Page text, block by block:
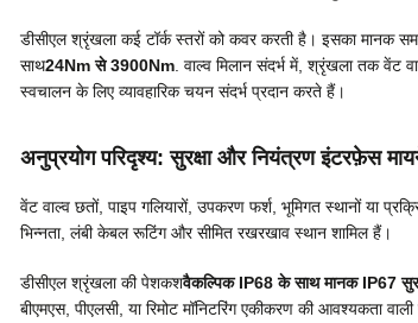
डीसीएल श्रृंखला कई टॉर्क स्तरों को कवर करती है। इसका मानक
साथ24Nm से 3900Nm . वाल्व मिलान संदर्भ में, श्रृंखला तक वेंट
स्वचालन के लिए व्यावहारिक चयन संदर्भ प्रदान करते हैं।
अनुप्रयोग परिदृश्य: सुरक्षा और नियंत्रण इंटरफ़ेस
वेंट वाल्व छतों, पाइप गलियारों, उपकरण फर्श, भूमिगत स्थानों या
भिन्नता, लंबी केबल रूटिंग और सीमित रखरखाव स्थान शामिल हैं।
डीसीएल श्रृंखला की पेशकशवैकल्पिक IP68 के साथ मानक IP67
बीएमएस, पीएलसी, या रिमोट मॉनिटरिंग एकीकरण की आवश्यकता